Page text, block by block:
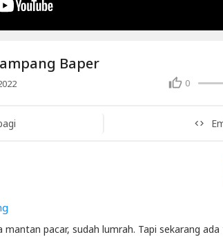
Baper
0
mantan pacar, sudah lumrah. Tapi sekarang